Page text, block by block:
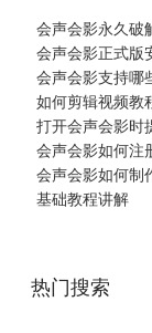
会声会影永久破
会声会影正式版
会声会影支持哪
如何剪辑视频教
打开会声会影时
会声会影如何注
会声会影如何制
基础教程讲解
热门搜索